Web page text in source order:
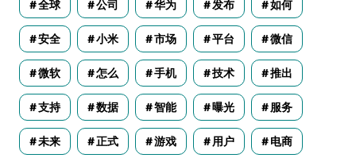
全球 公司 华为 发布 如何
安全 小米 市场 平台 微信
微软 怎么 手机 技术 推出
支持 数据 智能 曝光 服务
未来 正式 游戏 用户 电商